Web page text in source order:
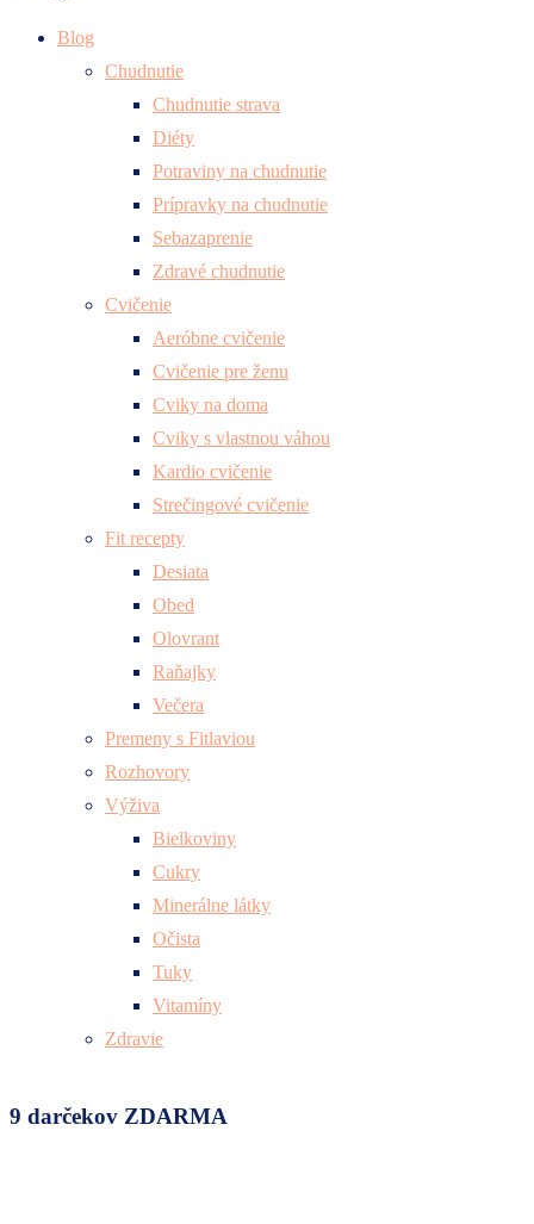
Blog
Chudnutie
Chudnutie strava
Diéty
Potraviny na chudnutie
Prípravky na chudnutie
Sebazaprenie
Zdravé chudnutie
Cvičenie
Aeróbne cvičenie
Cvičenie pre ženu
Cviky na doma
Cviky s vlastnou váhou
Kardio cvičenie
Strečingové cvičenie
Fit recepty
Desiata
Obed
Olovrant
Raňajky
Večera
Premeny s Fitlaviou
Rozhovory
Výživa
Bielkoviny
Cukry
Minerálne látky
Očista
Tuky
Vitamíny
Zdravie
9 darčekov ZDARMA